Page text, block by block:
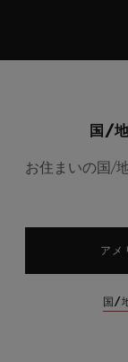
タニウム（ブラック
国/
お住まいの国/
アメ
国/